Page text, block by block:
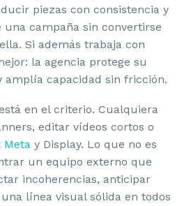
piezas con consistencia y
campaña sin convertirse
Si además trabaja con
la agencia protege su
amplía capacidad sin fricción.
en el criterio. Cualquiera
editar vídeos cortos o
Meta y Display. Lo que no es
un equipo externo que
incoherencias, anticipar
línea visual sólida en todos